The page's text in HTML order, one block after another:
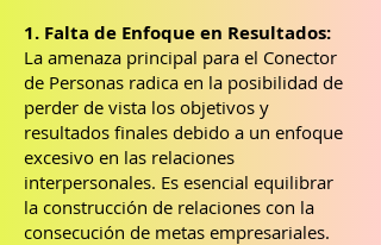
1. Falta de Enfoque en Resultados:
La amenaza principal para el Conector
de Personas radica en la posibilidad de
perder de vista los objetivos y
resultados finales debido a un enfoque
excesivo en las relaciones
interpersonales. Es esencial equilibrar
la construcción de relaciones con la
consecución de metas empresariales.